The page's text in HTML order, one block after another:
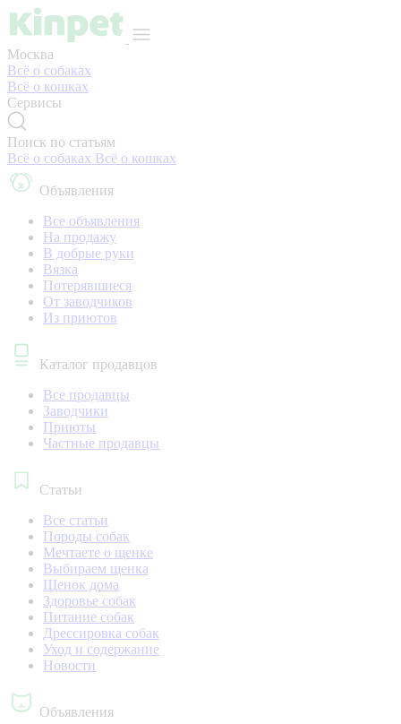
Москва
Всё о собаках
Всё о кошках
Сервисы
Поиск по статьям
Всё о собаках Всё о кошках
Объявления
Все объявления
На продажу
В добрые руки
Вязка
Потерявшиеся
От заводчиков
Из приютов
Каталог продавцов
Все продавцы
Заводчики
Приюты
Частные продавцы
Статьи
Все статьи
Породы собак
Мечтаете о щенке
Выбираем щенка
Щенок дома
Здоровье собак
Питание собак
Дрессировка собак
Уход и содержание
Новости
Объявления